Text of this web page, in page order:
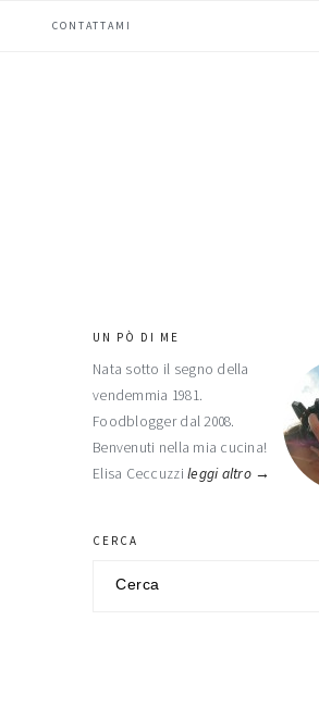
CONTATTAMI
barra
laterale
primaria
UN PÒ DI ME
Nata sotto il segno della
vendemmia 1981.
Foodblogger dal 2008.
Benvenuti nella mia cucina!
Elisa Ceccuzzileggi altro →
CERCA